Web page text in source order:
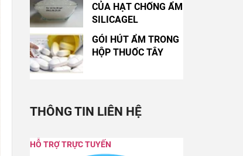
CỦA HẠT CHỐNG ẨM
SILICAGEL
GÓI HÚT ẨM TRONG
HỘP THUỐC TÂY
THÔNG TIN LIÊN HỆ
HỖ TRỢ TRỰC TUYẾN